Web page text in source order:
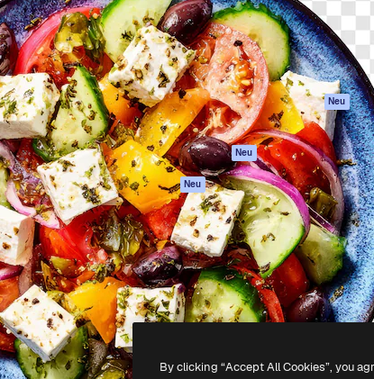
Mehr als 1 Million
Unternehmen,
KI-Assistent
KI-Bildgenerator
KI-Videogenerator
KI-
Stimmengenerator
Stock-Inhalte
MCP für
Claude/ChatGPT
Neu
Agenten Neu
API
Mobile App
Alle Magnific-Tools
Dokumentation
Support
AGB
Originale Neu
Cookie-Richtlinie
Partner
Unternehmen
Freepik Company S.L.U.Alle Rechte vorbehalten.
By clicking “Accept All Cookies”, you